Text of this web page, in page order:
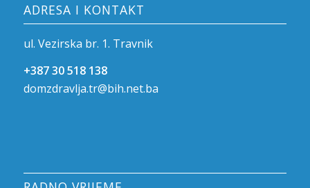
ADRESA I KONTAKT
ul. Vezirska br. 1. Travnik
+387 30 518 138
domzdravlja.tr@bih.net.ba